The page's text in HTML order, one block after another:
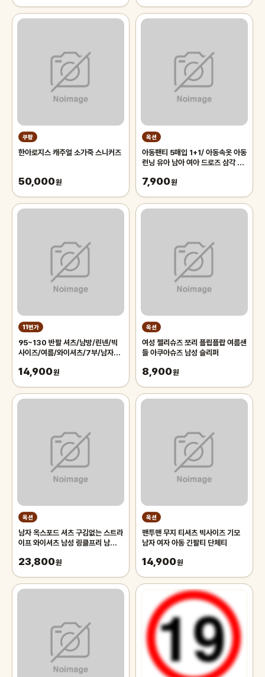
쿠팡
한아로지스 캐주얼 소가죽 스니커즈
50,000원
옥션
아동팬티 5매입 1+1/ 아동속옷 아동
런닝 유아 남아 여아 드로즈 삼각 사
7,900원
11번가
95~130 반팔 셔츠/남방/린넨/빅
사이즈/여름/와이셔츠/7부/남자/남
14,900원
옥션
여성 젤리슈즈 쪼리 플립플랍 여름샌
들 아쿠아슈즈 남성 슬리퍼
8,900원
옥션
남자 옥스포드 셔츠 구김없는 스트라
이프 와이셔츠 남성 링클프리 남방
95~130
23,800원
옥션
맨투맨 무지 티셔츠 빅사이즈 기모
남자 여자 아동 긴팔티 단체티
14,900원